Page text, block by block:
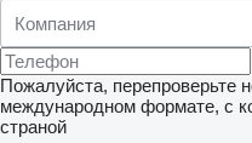
Пожалуйста, перепроверьте
международном формате, с
страной